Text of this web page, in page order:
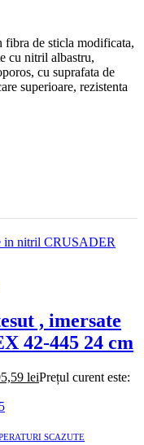
fibra de sticla modificata,
cu nitril albastru,
cu suprafata de
superioare, rezistenta
, imersate
42-445 24 cm
leiPrețul curent este:
SCAZUTE